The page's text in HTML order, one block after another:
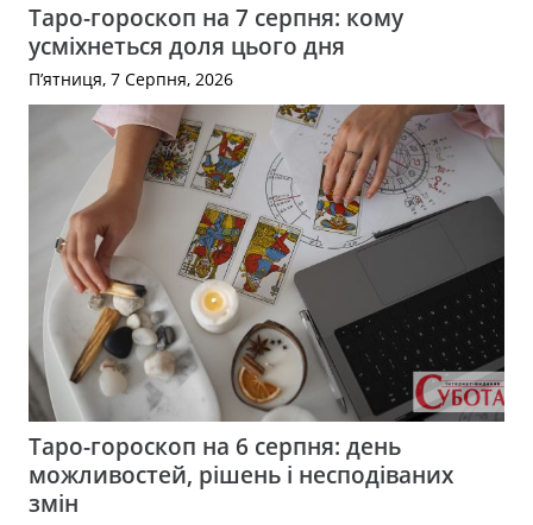
Таро-гороскоп на 7 серпня: кому
усміхнеться доля цього дня
П’ятниця, 7 Серпня, 2026
Таро-гороскоп на 6 серпня: день
можливостей, рішень і несподіваних
змін